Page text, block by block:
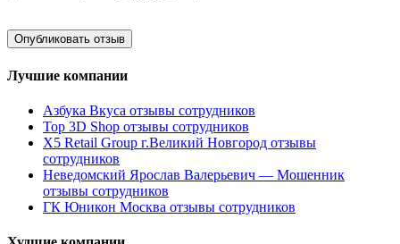
Лучшие компании
Азбука Вкуса отзывы сотрудников
Top 3D Shop отзывы сотрудников
X5 Retail Group г.Великий Новгород отзывы
сотрудников
Неведомский Ярослав Валерьевич — Мошенник
отзывы сотрудников
ГК Юникон Москва отзывы сотрудников